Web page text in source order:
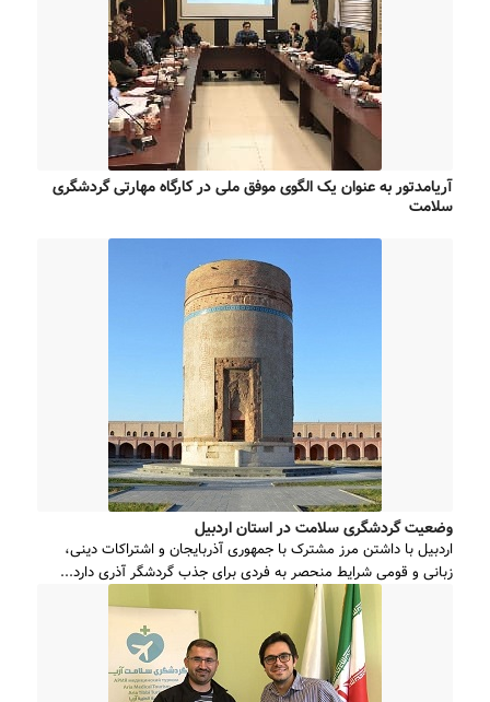
آریامدتور به عنوان یک الگوی موفق ملی در کارگاه مهارتی گردشگری
سلامت
وضعیت گردشگری سلامت در استان اردبیل
اردبیل با داشتن مرز مشترک با جمهوری آذربایجان و اشتراکات دینی،
زبانی و قومی شرایط منحصر به فردی برای جذب گردشگر آذری دارد...